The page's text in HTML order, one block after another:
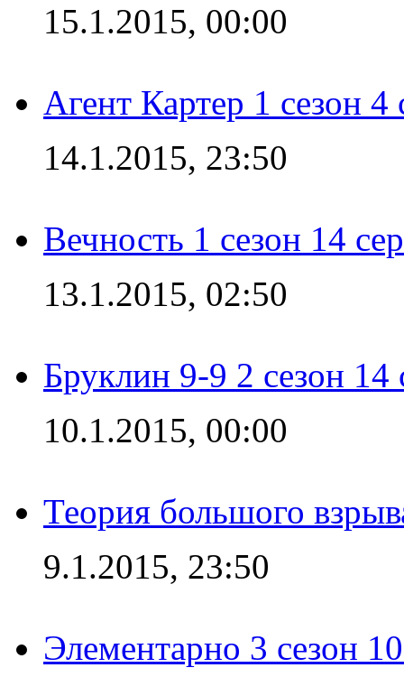
15.1.2015, 00:00
Агент Картер 1 сезон 4
14.1.2015, 23:50
Вечность 1 сезон 14
13.1.2015, 02:50
Бруклин 9-9 2 сезон 14
10.1.2015, 00:00
Теория большого
9.1.2015, 23:50
Элементарно 3 сезон